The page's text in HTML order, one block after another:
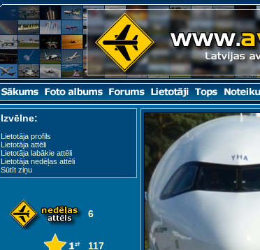
Izvēlne:
Lietotāja profils
Lietotāja attēli
Lietotāja labākie attēli
Lietotāja nedēļas attēli
Sūtīt ziņu
6
117